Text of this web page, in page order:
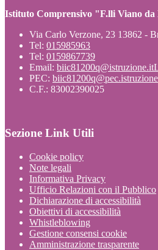
Istituto Comprensivo "F.lli Viano da
Via Carlo Verzone, 23 13862 -
Tel: 015985963
Tel: 0159867739
Email: biic81200q@istruzione.it
PEC:
C.F.: 83002390025
Sezione Link Utili
Cookie policy
Note legali
Informativa Privacy
Ufficio Relazioni con il Pubblico
Dichiarazione di accessibilità
Obiettivi di accessibilità
Whistleblowing
Gestione consensi cookie
Amministrazione trasparente